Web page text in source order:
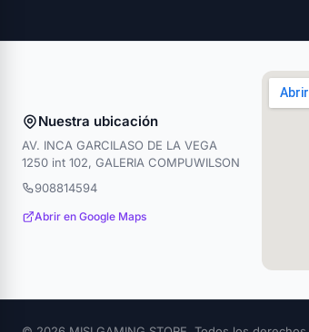
Nuestra ubicación
AV. INCA GARCILASO DE LA VEGA
1250 int 102, GALERIA COMPUWILSON
908814594
Abrir en Google Maps